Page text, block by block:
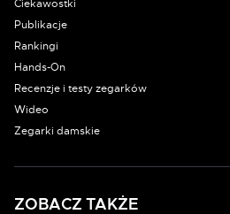
Ciekawostki
Publikacje
Rankingi
Hands-On
Recenzje i testy zegarków
Wideo
Zegarki damskie
ZOBACZ TAKŻE